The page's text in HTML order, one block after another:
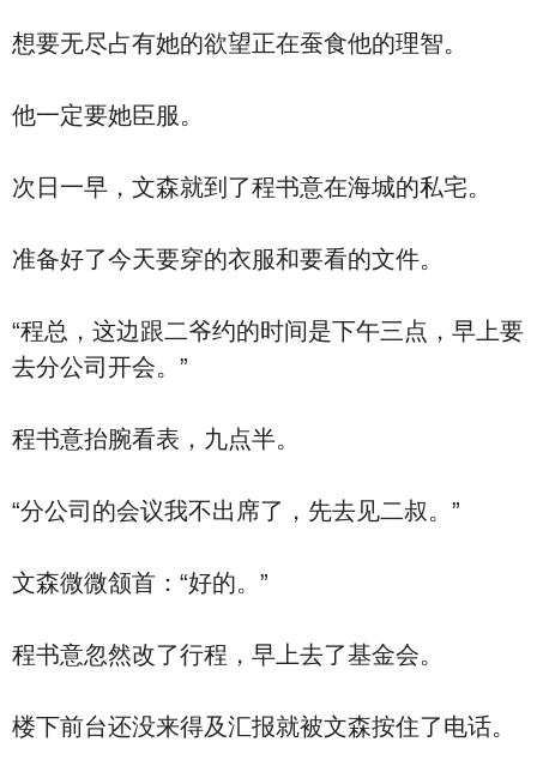
想要无尽占有她的欲望正在蚕食他的理智。
他一定要她臣服。
次日一早，文森就到了程书意在海城的私宅。
准备好了今天要穿的衣服和要看的文件。
“程总，这边跟二爷约的时间是下午三点，早上要
去分公司开会。”
程书意抬腕看表，九点半。
“分公司的会议我不出席了，先去见二叔。”
文森微微颔首：“好的。”
程书意忽然改了行程，早上去了基金会。
楼下前台还没来得及汇报就被文森按住了电话。